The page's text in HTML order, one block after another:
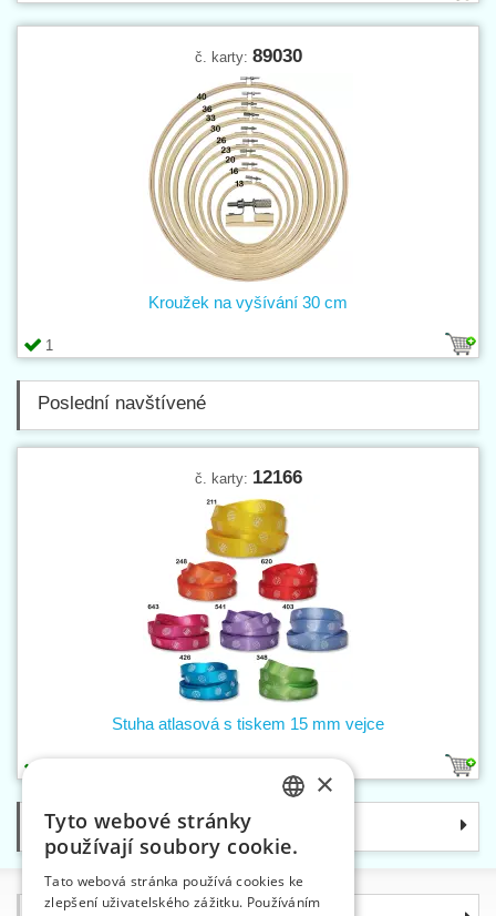
č. karty: 89030
1
Kroužek na vyšívání 30 cm
Poslední navštívené
č. karty: 12166
Stuha atlasová s tiskem 15 mm vejce
Kategorie
ENGLISH
×
Tyto webové stránky
používají soubory cookie.
Tato webová stránka používá cookies ke
zlepšení uživatelského zážitku. Používáním